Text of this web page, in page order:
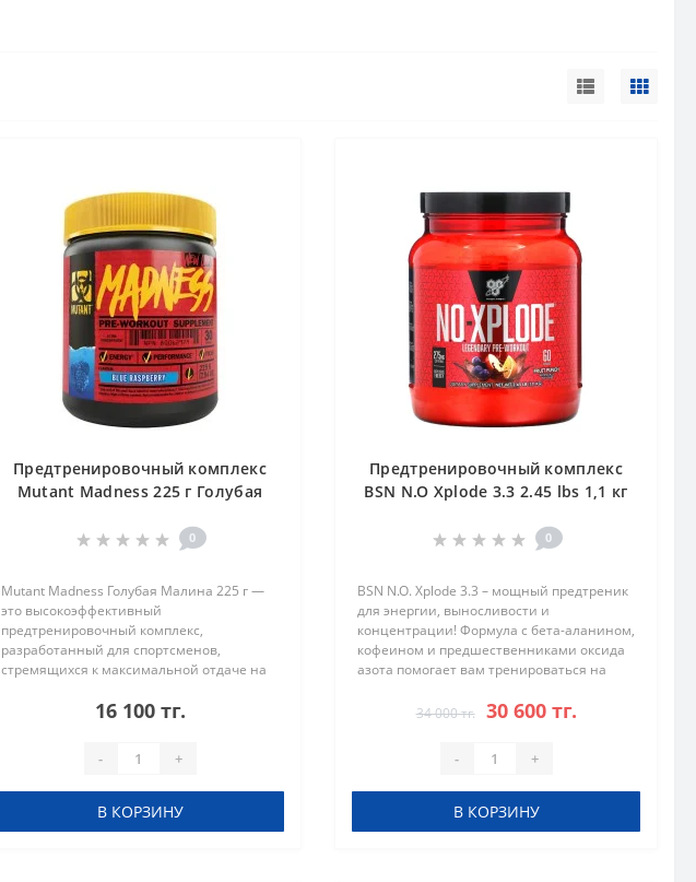
Предтренировочный комплекс
Mutant Madness 225 г Голубая
0
Mutant Madness Голубая Малина 225 г —
это высокоэффективный
предтренировочный комплекс,
разработанный для спортсменов,
стремящихся к максимальной отдаче на
мощные стимуляторы, аминокислоты и
16 100 тг.
- +
В КОРЗИНУ
Предтренировочный комплекс
BSN N.O Xplode 3.3 2.45 lbs 1,1 кг
0
BSN N.O. Xplode 3.3 – мощный предтреник
для энергии, выносливости и
концентрации! Формула с бета-аланином,
кофеином и предшественниками оксида
азота помогает вам тренироваться на
результатов. Преимущества BSN N.O. X..
34 000 тг. 30 600 тг.
- +
В КОРЗИНУ